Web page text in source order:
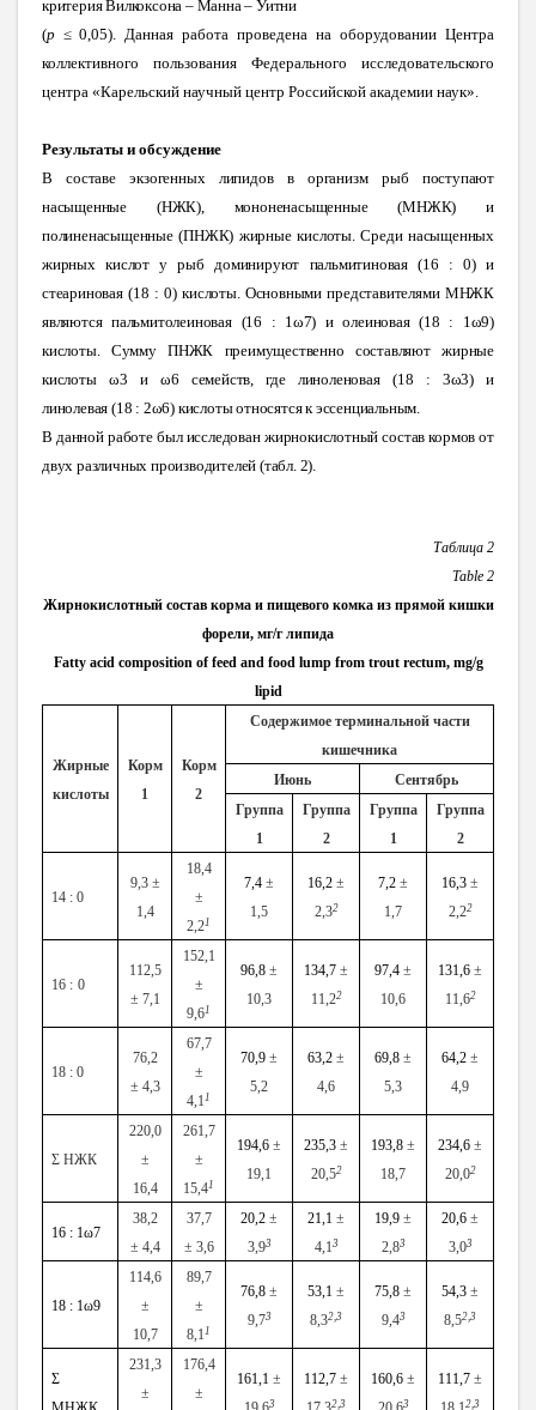
критерия Вилкоксона – Манна – Уитни
(p ≤ 0,05). Данная работа проведена на оборудовании Центра
коллективного пользования Федерального исследовательского
центра «Карельский научный центр Российской академии наук».
Результаты и обсуждение
В составе экзогенных липидов в организм рыб поступают
насыщенные (НЖК), мононенасыщенные (МНЖК) и
полиненасыщенные (ПНЖК) жирные кислоты. Среди насыщенных
жирных кислот у рыб доминируют пальмитиновая (16
:
0) и
стеариновая (18 : 0) кислоты. Основными представителями МНЖК
являются пальмитолеиновая (16
: 1ω7) и олеиновая (18 :
1ω9)
кислоты. Сумму ПНЖК преимущественно составляют жирные
кислоты ω3 и ω6 семейств, где линоленовая (18
:
3ω3) и
линолевая (18 : 2ω6) кислоты относятся к эссенциальным.
В данной работе был исследован жирнокислотный состав кормов от
двух различных производителей (табл. 2).
Таблица 2
Table 2
Жирнокислотный состав корма и пищевого комка из прямой кишки
форели, мг/г липида
Fatty acid composition of feed and food lump from trout rectum, mg/g
lipid
Жирные
кислоты
Корм
1
Корм
2
Содержимое терминальной части
кишечника
Июнь
Сентябрь
Группа
1
Группа
2
Группа
1
Группа
2
14 : 0
9,3 ±
1,4
18,4
±
2,21
7,4 ±
1,5
16,2 ±
2,32
7,2 ±
1,7
16,3 ±
2,22
16 : 0
112,5
± 7,1
152,1
±
9,61
96,8 ±
10,3
134,7 ±
11,22
97,4 ±
10,6
131,6 ±
11,62
18 : 0
76,2
± 4,3
67,7
±
4,1 1
70,9 ±
5,2
63,2 ±
4,6
69,8 ±
5,3
64,2 ±
4,9
Σ НЖК
220,0
±
16,4
261,7
±
15,41
194,6 ±
19,1
235,3 ±
20,52
193,8 ±
18,7
234,6 ±
20,02
16 : 1ω7
38,2
± 4,4
37,7
± 3,6
20,2 ±
3,93
21,1 ±
4,13
19,9 ±
2,83
20,6 ±
3,03
18 : 1ω9
114,6
±
10,7
89,7
±
8,1 1
76,8 ±
9,73
53,1 ±
8,32,3
75,8 ±
9,43
54,3 ±
8,52,3
Σ
231,3
±
176,4
±
161,1 ±
3
112,7 ±
2,3
160,6 ±
3
111,7 ±
2,3